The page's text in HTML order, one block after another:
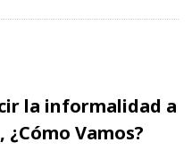
la informalidad a
¿Cómo Vamos?